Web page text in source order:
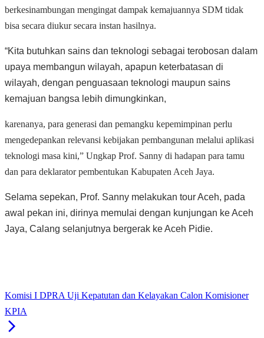
berkesinambungan mengingat dampak kemajuannya SDM tidak
bisa secara diukur secara instan hasilnya.
“Kita butuhkan sains dan teknologi sebagai terobosan dalam
upaya membangun wilayah, apapun keterbatasan di
wilayah, dengan penguasaan teknologi maupun sains
kemajuan bangsa lebih dimungkinkan,
karenanya, para generasi dan pemangku kepemimpinan perlu
mengedepankan relevansi kebijakan pembangunan melalui aplikasi
teknologi masa kini,” Ungkap Prof. Sanny di hadapan para tamu
dan para deklarator pembentukan Kabupaten Aceh Jaya.
Selama sepekan, Prof. Sanny melakukan tour Aceh, pada
awal pekan ini, dirinya memulai dengan kunjungan ke Aceh
Jaya, Calang selanjutnya bergerak ke Aceh Pidie.
Komisi I DPRA Uji Kepatutan dan Kelayakan Calon Komisioner
KPIA